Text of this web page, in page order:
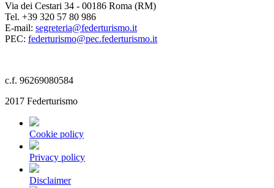
Via dei Cestari 34 - 00186 Roma (RM)
Tel. +39 320 57 80 986
E-mail: segreteria@federturismo.it
PEC: federturismo@pec.federturismo.it
c.f. 96269080584
2017 Federturismo
Cookie policy
Privacy policy
Disclaimer